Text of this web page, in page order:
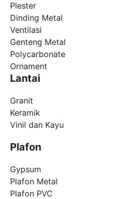
Plester
Dinding Metal
Ventilasi
Genteng Metal
Polycarbonate
Ornament
Lantai
Granit
Keramik
Vinil dan Kayu
Plafon
Gypsum
Plafon Metal
Plafon PVC